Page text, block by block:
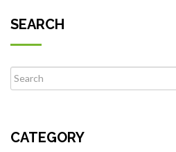
SEARCH
CATEGORY